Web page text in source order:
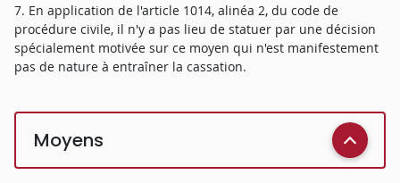
7. En application de l'article 1014, alinéa 2, du code de
procédure civile, il n'y a pas lieu de statuer par une décision
spécialement motivée sur ce moyen qui n'est manifestement
pas de nature à entraîner la cassation.
Moyens